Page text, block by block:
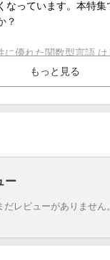
なっています。本特
？
に優れた関数型言語
マッチをサポートする
Elixirの魅力は，保守性
す。本特集を読むこと
善されています。なか
ー
だレビューがありません。